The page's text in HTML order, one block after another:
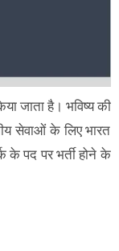
जाता है। भविष्य की
सेवाओं के लिए भारत
के पद पर भर्ती होने के